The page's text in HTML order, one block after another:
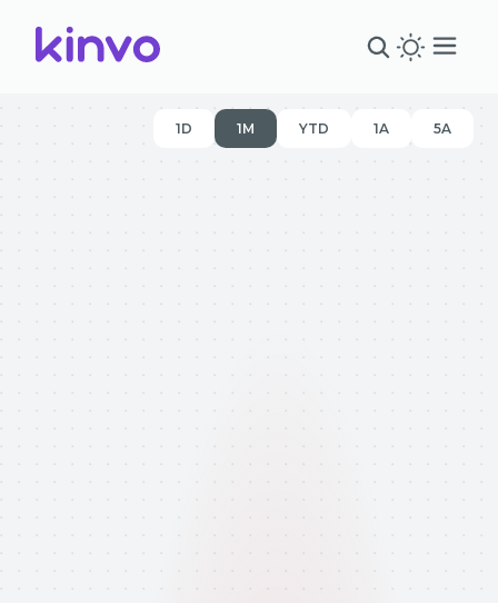
1D 1M YTD 1A 5A